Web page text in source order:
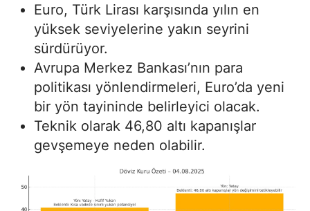
Euro, Türk Lirası karşısında yılın en
yüksek seviyelerine yakın seyrini
sürdürüyor.
Avrupa Merkez Bankası’nın para
politikası yönlendirmeleri, Euro’da yeni
bir yön tayininde belirleyici olacak.
Teknik olarak 46,80 altı kapanışlar
gevşemeye neden olabilir.